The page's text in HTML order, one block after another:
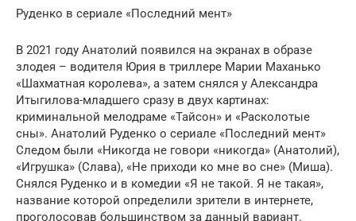
Руденко в сериале «Последний мент»
В 2021 году Анатолий появился на экранах в образе
злодея – водителя Юрия в триллере Марии Маханько
«Шахматная королева», а затем снялся у Александра
Итыгилова-младшего сразу в двух картинах:
криминальной мелодраме «Тайсон» и «Расколотые
сны». Анатолий Руденко о сериале «Последний мент»
Следом были «Никогда не говори «никогда» (Анатолий),
«Игрушка» (Слава), «Не приходи ко мне во сне» (Миша).
Снялся Руденко и в комедии «Я не такой. Я не такая»,
название которой определили зрители в интернете,
проголосовав большинством за данный вариант.